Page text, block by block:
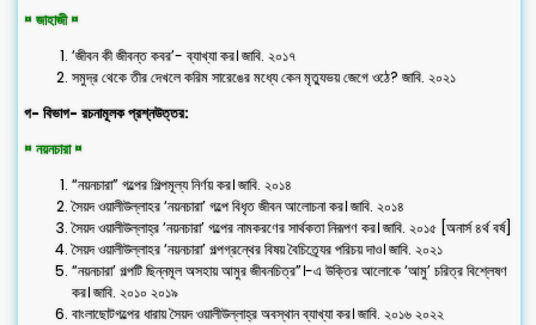
¤ জাহাজী ¤
‘জীবন কী জীবন্ত কবর’- ব্যাখ্যা কর। জাবি. ২০১৭
সমুদ্র থেকে তীর দেখলে করিম সারেঙের মধ্যে কেন মৃত্যুভয় জেগে ওঠে? জাবি. ২০২১
গ- বিভাগ- রচনামূলক প্রশ্নউত্তর:
¤ নয়নচারা ¤
“নয়নচারা” গল্পের শিল্পমূল্য নির্ণয় কর। জাবি. ২০১৪
সৈয়দ ওয়ালীউল্লাহর ‘নয়নচারা’ গল্পে বিধৃত জীবন আলোচনা কর। জাবি. ২০১৪
সৈয়দ ওয়ালীউল্লাহ্র ‘নয়নচারা’ গল্পের নামকরণের সার্থকতা নিরূপণ কর। জাবি. ২০১৫ [অনার্স ৪র্থ বর্ষ]
সৈয়দ ওয়ালীউল্লাহর ‘নয়নচারা’ গল্পগ্রন্থের বিষয় বৈচিত্র্যের পরিচয় দাও। জাবি. ২০২১
“নয়নচারা’ গল্পটি ছিন্নমূল অসহায় আমুর জীবনচিত্র”।-এ উক্তির আলোকে ‘আমু’ চরিত্র বিশ্লেষণ
কর। জাবি. ২০১০ ২০১৯
বাংলাছোটগল্পের ধারায় সৈয়দ ওয়ালীউল্লাহ্র অবস্থান ব্যাখ্যা কর। জাবি. ২০১৬ ২০২২